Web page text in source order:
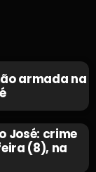
armada na
José: crime
(8), na